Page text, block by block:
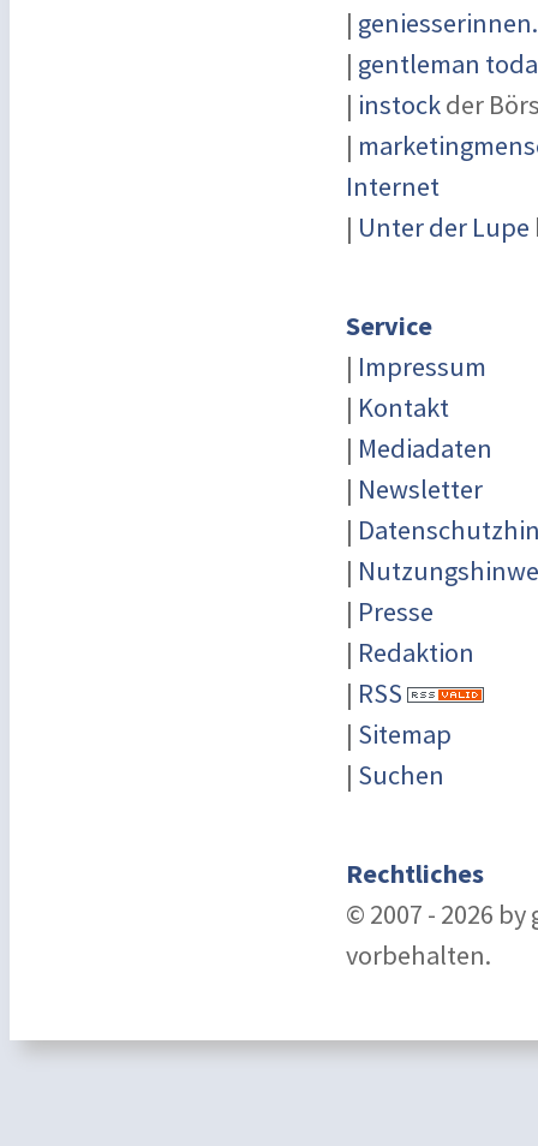
|
| gentleman
| instockder
|
Internet
| Unter der Lupe
Service
| Impressum
| Kontakt
| Mediadaten
| Newsletter
|
|
| Presse
| Redaktion
| RSS
| Sitemap
| Suchen
Rechtliches
© 2007 - 2026
vorbehalten.